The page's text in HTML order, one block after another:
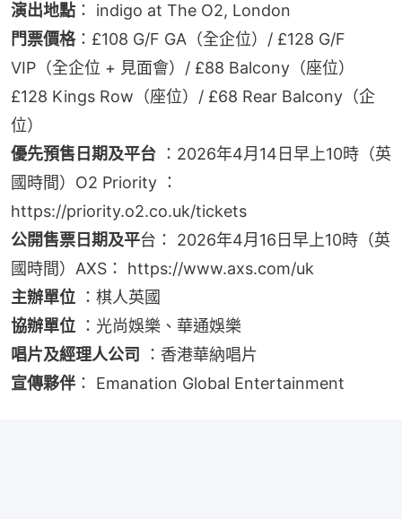
演出地點 ： indigo at The O2, London
門票價格：£108 G/F GA（全企位）/ £128 G/F
VIP（全企位 + 見面會）/ £88 Balcony（座位）
£128 Kings Row（座位）/ £68 Rear Balcony（企
位）
優先預售日期及平台 ：2026年4月14日早上10時（英
國時間）O2 Priority ：
https://priority.o2.co.uk/tickets
公開售票日期及平台： 2026年4月16日早上10時（英
國時間）AXS： https://www.axs.com/uk
主辦單位 ：棋人英國
協辦單位 ：光尚娛樂、華通娛樂
唱片及經理人公司
：香港華納唱片
宣傳夥伴 ： Emanation Global Entertainment